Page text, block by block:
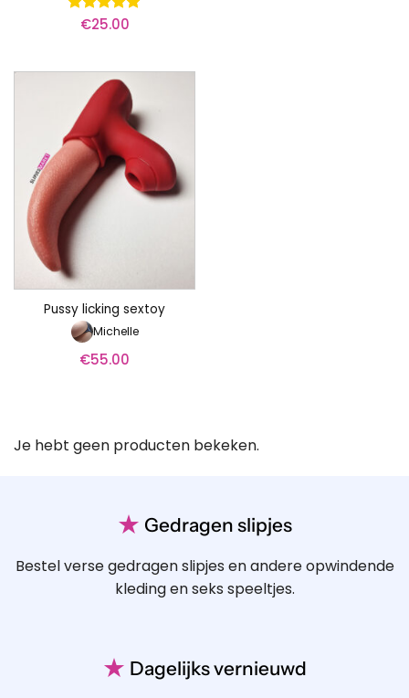
Waardering
€25.00
Pussy licking sextoy
Michelle
€55.00
Je hebt geen producten bekeken.
★ Gedragen slipjes
Bestel verse gedragen slipjes en andere opwindende
kleding en seks speeltjes.
★ Dagelijks vernieuwd